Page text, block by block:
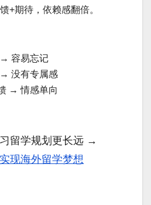
+期待，依赖感翻倍。
容易忘记
没有专属感
→ 情感单向
留学规划更长远 →
现海外留学梦想